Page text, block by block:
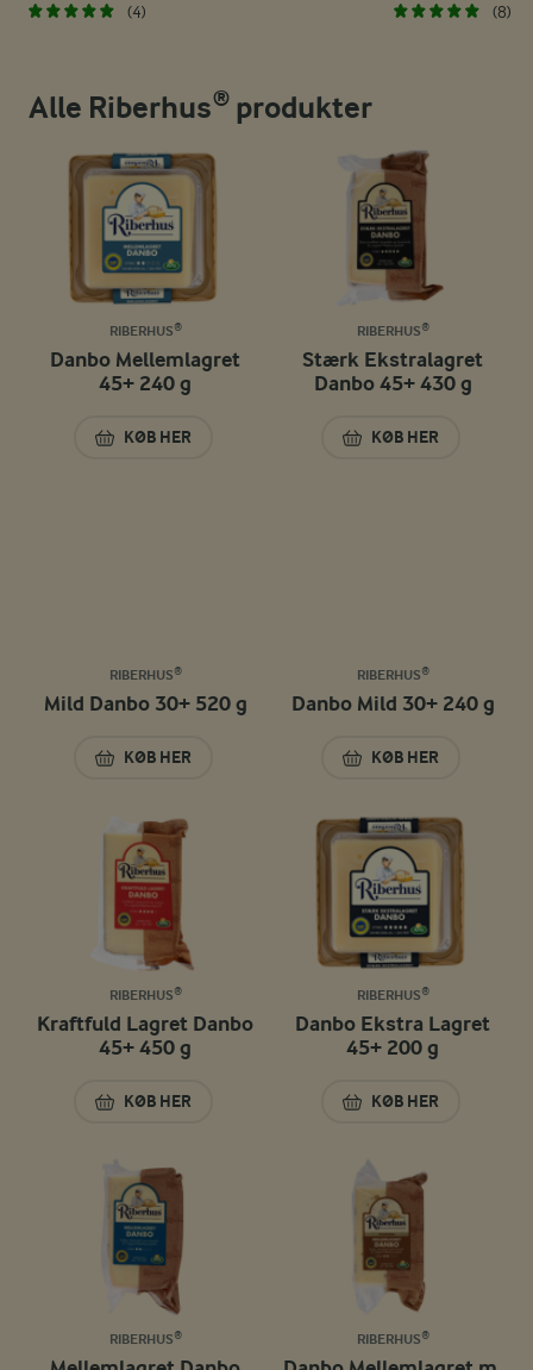
(4) (8)
Alle Riberhus® produkter
RIBERHUS®
Danbo Mellemlagret
45+ 240 g
KØB HER
DANBO MELLEMLAGRET 45+ 240 G
RIBERHUS®
Stærk Ekstralagret
Danbo 45+ 430 g
KØB HER
STÆRK
RIBERHUS®
Mild Danbo 30+ 520 g
KØB HER
MILD DANBO 30+ 520 G
RIBERHUS®
Danbo Mild 30+ 240 g
KØB HER
DANBO MILD 30+
RIBERHUS®
Kraftfuld Lagret Danbo
45+ 450 g
KØB HER
KRAFTFULD LAGRET DANBO 45+ 450 G
RIBERHUS®
Danbo Ekstra Lagret
45+ 200 g
KØB HER
DANBO EKSTRA
RIBERHUS® RIBERHUS®